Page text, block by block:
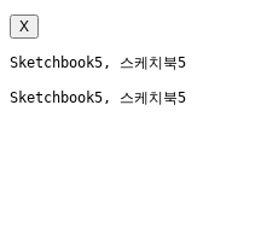
X
Sketchbook5, 스케치북5
Sketchbook5, 스케치북5